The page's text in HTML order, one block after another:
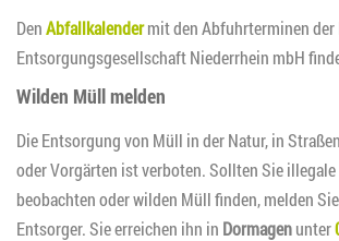
DenAbfallkalendermit den Abfuhrterminen der
Entsorgungsgesellschaft Niederrhein mbH
Wilden Müll melden
Die Entsorgung von Müll in der Natur, in
oder Vorgärten ist verboten. Sollten Sie
beobachten oder wilden Müll finden, melden
Entsorger. Sie erreichen ihn in Dormagenunter